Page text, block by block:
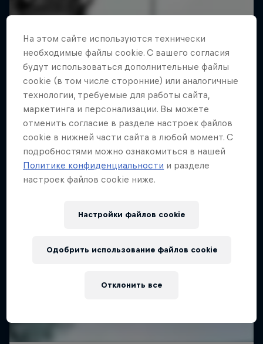
На этом сайте иcпользуются технически
необходимые файлы cookie. С вашего согласия
будут использоваться дополнительные файлы
cookie (в том числе сторонние) или аналогичные
технологии, требуемые для работы сайта,
маркетинга и персонализации. Вы можете
отменить согласие в разделе настроек файлов
cookie в нижней части сайта в любой момент. С
подробностями можно ознакомиться в нашей
Политике конфиденциальности и разделе
настроек файлов cookie ниже.
Настройки файлов cookie
Отклонить все
Одобрить использование файлов cookie